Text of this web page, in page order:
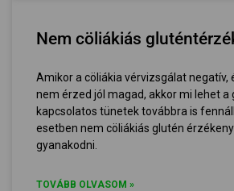
Nem cöliákiás
Amikor a cöliákia vérvizsgálat negatív,
nem érzed jól magad, akkor mi lehet a
kapcsolatos tünetek továbbra is
esetben nem cöliákiás glutén
gyanakodni.
TOVÁBB OLVASOM »